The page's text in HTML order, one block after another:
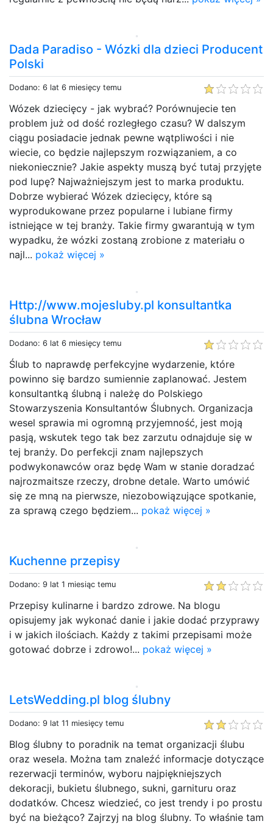
Dada Paradiso - Wózki dla dzieci Producent
Polski
Dodano: 6 lat 6 miesięcy temu
Wózek dziecięcy - jak wybrać? Porównujecie ten
problem już od dość rozległego czasu? W dalszym
ciągu posiadacie jednak pewne wątpliwości i nie
wiecie, co będzie najlepszym rozwiązaniem, a co
niekoniecznie? Jakie aspekty muszą być tutaj przyjęte
pod lupę? Najważniejszym jest to marka produktu.
Dobrze wybierać Wózek dziecięcy, które są
wyprodukowane przez popularne i lubiane firmy
istniejące w tej branży. Takie firmy gwarantują w tym
wypadku, że wózki zostaną zrobione z materiału o
najl... pokaż więcej »
Http://www.mojesluby.pl konsultantka
ślubna Wrocław
Dodano: 6 lat 6 miesięcy temu
Ślub to naprawdę perfekcyjne wydarzenie, które
powinno się bardzo sumiennie zaplanować. Jestem
konsultantką ślubną i należę do Polskiego
Stowarzyszenia Konsultantów Ślubnych. Organizacja
wesel sprawia mi ogromną przyjemność, jest moją
pasją, wskutek tego tak bez zarzutu odnajduje się w
tej branży. Do perfekcji znam najlepszych
podwykonawców oraz będę Wam w stanie doradzać
najrozmaitsze rzeczy, drobne detale. Warto umówić
się ze mną na pierwsze, niezobowiązujące spotkanie,
za sprawą czego będziem... pokaż więcej »
Kuchenne przepisy
Dodano: 9 lat 1 miesiąc temu
Przepisy kulinarne i bardzo zdrowe. Na blogu
opisujemy jak wykonać danie i jakie dodać przyprawy
i w jakich ilościach. Każdy z takimi przepisami może
gotować dobrze i zdrowo!... pokaż więcej »
LetsWedding.pl blog ślubny
Dodano: 9 lat 11 miesięcy temu
Blog ślubny to poradnik na temat organizacji ślubu
oraz wesela. Można tam znaleźć informacje dotyczące
rezerwacji terminów, wyboru najpiękniejszych
dekoracji, bukietu ślubnego, sukni, garnituru oraz
dodatków. Chcesz wiedzieć, co jest trendy i po prostu
być na bieżąco? Zajrzyj na blog ślubny. To właśnie tam